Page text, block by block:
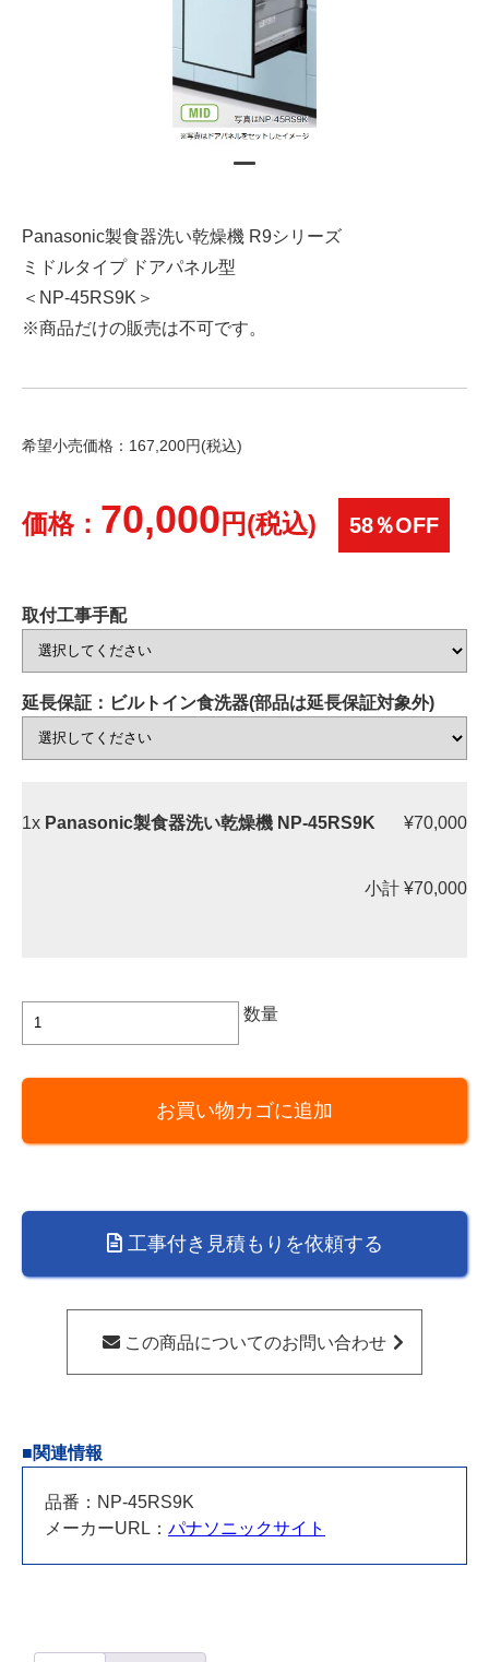
Panasonic製食器洗い乾燥機 R9シリーズ
ミドルタイプ ドアパネル型
＜NP-45RS9K＞
※商品だけの販売は不可です。
希望小売価格：167,200円(税込)
価格： 70,000 円(税込) 58％OFF
取付工事手配
延長保証：ビルトイン食洗器(部品は延長保証対象外)
1x Panasonic製食器洗い乾燥機 NP-45RS9K ¥70,000
小計 ¥70,000
数量
Panasonic
い
機
45RS9K
お買い物カゴに追加
工事付き見積もりを依頼する
この商品についてのお問い合わせ
■関連情報
品番：NP-45RS9K
メーカーURL： パナソニックサイト